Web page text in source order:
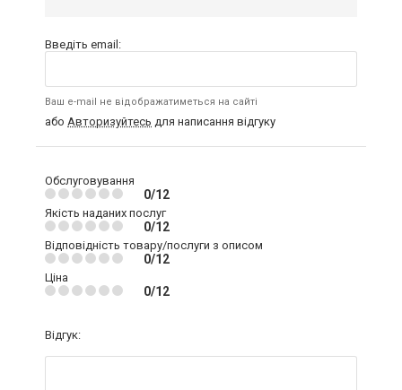
Введіть email:
Ваш e-mail не відображатиметься на сайті
або Авторизуйтесь для написання відгуку
Обслуговування
0/12
Якість наданих послуг
0/12
Відповідність товару/послуги з описом
0/12
Ціна
0/12
Відгук: